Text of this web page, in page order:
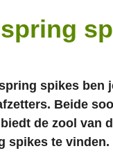
spikes ben
Beide
de zool van
spikes te vinden.